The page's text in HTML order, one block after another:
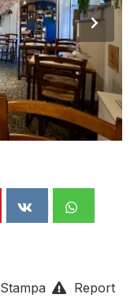
Report
Stampa